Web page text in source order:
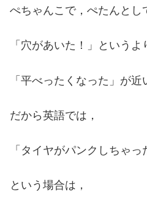
ぺちゃんこで，ぺたんとし
「穴があいた！」というよ
「平べったくなった」が近
だから英語では，
「タイヤがパンクしちゃっ
という場合は，